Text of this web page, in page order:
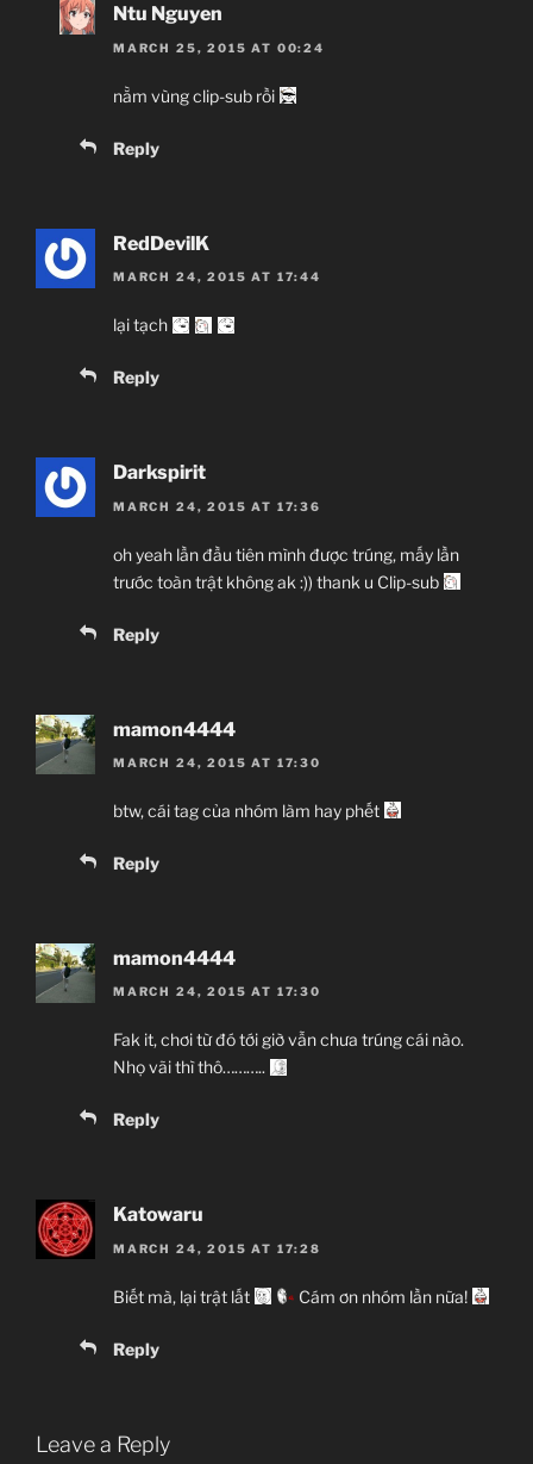
Ntu Nguyen
MARCH 25, 2015 AT 00:24
nằm vùng clip-sub rồi
Reply
RedDevilK
MARCH 24, 2015 AT 17:44
lại tạch
Reply
Darkspirit
MARCH 24, 2015 AT 17:36
oh yeah lần đầu tiên mình được trúng, mấy lần
trước toàn trật không ak :)) thank u Clip-sub
Reply
mamon4444
MARCH 24, 2015 AT 17:30
btw, cái tag của nhóm làm hay phết
Reply
mamon4444
MARCH 24, 2015 AT 17:30
Fak it, chơi từ đó tới giờ vẫn chưa trúng cái nào.
Nhọ vãi thì thô………..
Reply
Katowaru
MARCH 24, 2015 AT 17:28
Biết mà, lại trật lất Cám ơn nhóm lần nữa!
Reply
Leave a Reply